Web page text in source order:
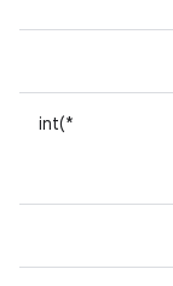
int(*